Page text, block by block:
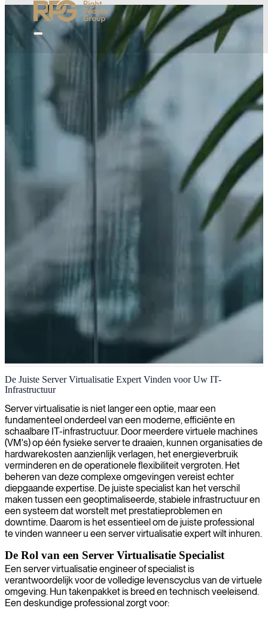
Servervirtualisatie
Onze experts in servervirtualisatie ontwerpen, implementeren en
optimaliseren oplossingen die de hardwarekosten verlagen en de
flexibiliteit in uw IT-infrastructuur verhogen.
De Juiste Server Virtualisatie Expert Vinden voor Uw IT-
Infrastructuur
Server virtualisatie is niet langer een optie, maar een
fundamenteel onderdeel van een moderne, efficiënte en
schaalbare IT-infrastructuur. Door meerdere virtuele machines
(VM's) op één fysieke server te draaien, kunnen organisaties de
hardwarekosten aanzienlijk verlagen, het energieverbruik
verminderen en de operationele flexibiliteit vergroten. Het
beheren van deze complexe omgevingen vereist echter
diepgaande expertise. De juiste specialist kan het verschil
maken tussen een geoptimaliseerde, stabiele infrastructuur en
een systeem dat worstelt met prestatieproblemen en
downtime. Daarom is het essentieel om de juiste professional
te vinden wanneer u een server virtualisatie expert wilt inhuren.
De Rol van een Server Virtualisatie Specialist
Een server virtualisatie engineer of specialist is
verantwoordelijk voor de volledige levenscyclus van de virtuele
omgeving. Hun takenpakket is breed en technisch veeleisend.
Een deskundige professional zorgt voor: